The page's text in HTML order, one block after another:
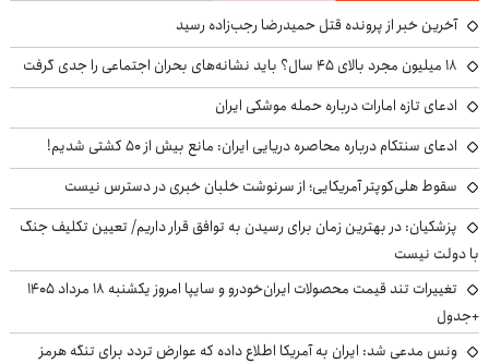
آخرین خبر از پرونده قتل حمیدرضا رجب‌زاده رسید
۱۸ میلیون مجرد بالای ۴۵ سال؟ باید نشانه‌های بحران اجتماعی را جدی گرفت
ادعای تازه امارات درباره حمله موشکی ایران
ادعای سنتکام درباره محاصره دریایی ایران: مانع بیش از ۵۰ کشتی شدیم!
سقوط هلی‌کوپتر آمریکایی؛ از سرنوشت خلبان خبری در دسترس نیست
پزشکیان‌: در بهترین زمان برای رسیدن به توافق قرار داریم/ تعیین تکلیف جنگ
با دولت نیست
تغییرات تند قیمت محصولات ایران‌خودرو و سایپا امروز یکشنبه ۱۸ مرداد ۱۴۰۵
+جدول
ونس مدعی شد: ایران به آمریکا اطلاع داده که عوارض تردد برای تنگه هرمز